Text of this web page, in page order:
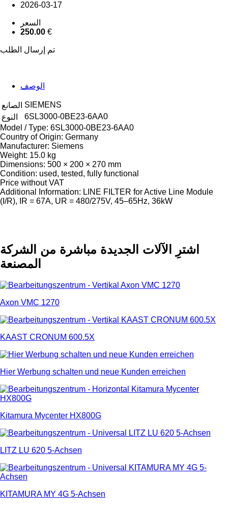
2026-03-17
السعر
250.00 €
تم إرسال الطلب
الوصف
الصانع SIEMENS
النوع
6SL3000-0BE23-6AA0
Model / Type: 6SL3000-0BE23-6AA0
Country of Origin: Germany
Manufacturer: Siemens
Weight: 15.0 kg
Dimensions: 500 × 200 × 270 mm
Condition: used, tested, fully functional
Price without VAT
Additional Information: LINE FILTER for Active Line Module
(I/R), IR = 67A, UR = 480/275V, 45–65Hz, 36kW
اشترِ الآلات الجديدة مباشرة من الشركة
المصنعة
Axon VMC 1270
KAAST CRONUM 600.5X
Hier Werbung schalten und neue Kunden erreichen
Kitamura Mycenter HX800G
LITZ LU 620 5-Achsen
KITAMURA MY 4G 5-Achsen